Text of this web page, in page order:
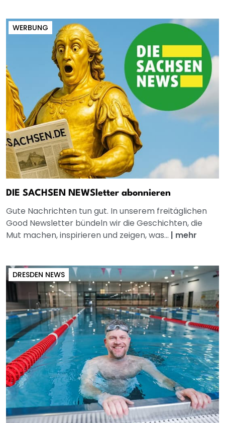
WERBUNG
DIE SACHSEN NEWSletter abonnieren
Gute Nachrichten tun gut. In unserem freitäglichen
Good Newsletter bündeln wir die Geschichten, die
Mut machen, inspirieren und zeigen, was... | mehr
DRESDEN NEWS